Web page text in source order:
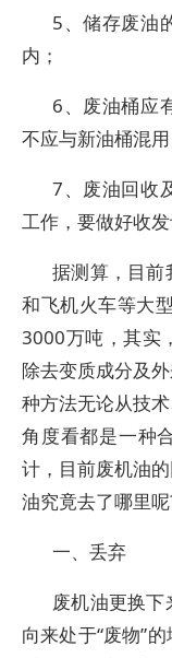
5、储存废油
内；
6、废油桶应
不应与新油桶混用
7、废油回收
工作，要做好收
据测算，目前
和飞机火车等大
3000万吨，其实
除去变质成分及
种方法无论从技
角度看都是一种
计，目前废机油
油究竟去了哪里呢
一、丢弃
废机油更换
向来处于“废物”